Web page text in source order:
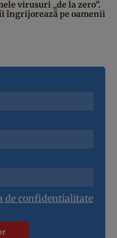
virusuri „de la zero”.
îngrijorează pe oamenii
de confidentialitate